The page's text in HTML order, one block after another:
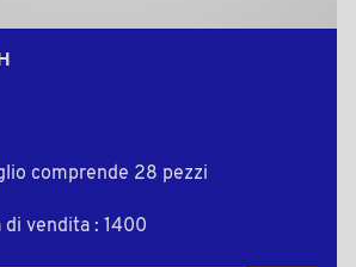
comprende 28 pezzi
vendita : 1400